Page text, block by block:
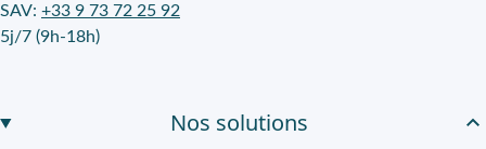
SAV: +33 9 73 72 25 92
5j/7 (9h-18h)
Nos solutions